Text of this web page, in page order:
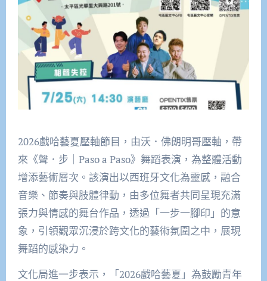
2026戲哈藝夏壓軸節目，由沃．佛朗明哥壓軸，帶
來《聲．步｜Paso a Paso》舞蹈表演，為整體活動
增添藝術層次。該演出以西班牙文化為靈感，融合
音樂、節奏與肢體律動，由多位舞者共同呈現充滿
張力與情感的舞台作品，透過「一步一腳印」的意
象，引領觀眾沉浸於跨文化的藝術氛圍之中，展現
舞蹈的感染力。
文化局進一步表示，「2026戲哈藝夏」為鼓勵青年